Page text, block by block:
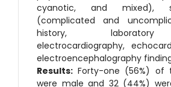
cyanotic, and mixed),
(complicated and
history, laboratory
electrocardiography,
electroencephalography
Results: Forty-one (56%) of
were male and 32 (44%)